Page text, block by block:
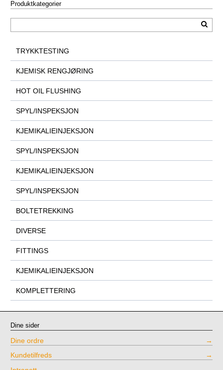
Produktkategorier
TRYKKTESTING
KJEMISK RENGJØRING
HOT OIL FLUSHING
SPYL/INSPEKSJON
KJEMIKALIEINJEKSJON
SPYL/INSPEKSJON
KJEMIKALIEINJEKSJON
SPYL/INSPEKSJON
BOLTETREKKING
DIVERSE
FITTINGS
KJEMIKALIEINJEKSJON
KOMPLETTERING
Dine sider
Dine ordre
Kundetilfreds